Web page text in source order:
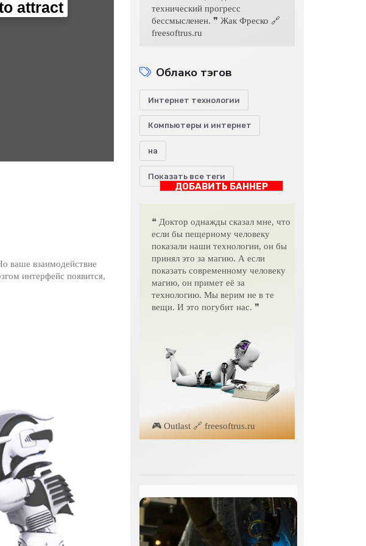
attract
ваше взаимодействие
интерфейс появится,
технический прогресс
бессмысленен. ❞ Жак Фреско 🔗
freesoftrus.ru
Облако тэгов
Интернет технологии
Компьютеры и интернет
на
Показать все теги
ДОБАВИТЬ БАННЕР
❝ Доктор однажды сказал мне, что
если бы пещерному человеку
показали наши технологии, он бы
принял это за магию. А если
показать современному человеку
магию, он примет её за
технологию. Мы верим не в те
вещи. И это погубит нас. ❞
🎮 Outlast 🔗 freesoftrus.ru